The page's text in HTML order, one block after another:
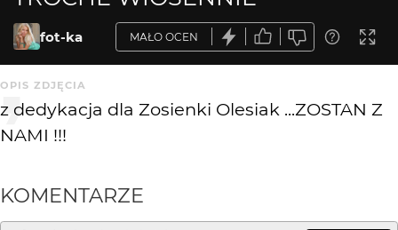
fot-ka MAŁO OCEN
OPIS ZDJĘCIA
z dedykacja dla Zosienki Olesiak ...ZOSTAN Z
NAMI !!!
KOMENTARZE